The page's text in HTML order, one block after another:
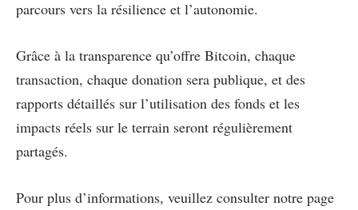
parcours vers la résilience et l’autonomie.
Grâce à la transparence qu’offre Bitcoin, chaque
transaction, chaque donation sera publique, et des
rapports détaillés sur l’utilisation des fonds et les
impacts réels sur le terrain seront régulièrement
partagés.
Pour plus d’informations, veuillez consulter notre page